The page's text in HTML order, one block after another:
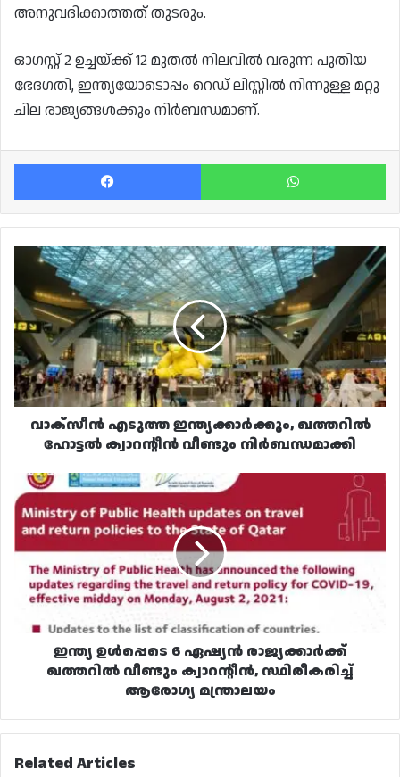
അനുവദിക്കാത്തത് തുടരും.
ഓഗസ്റ്റ് 2 ഉച്ചയ്ക്ക് 12 മുതൽ നിലവിൽ വരുന്ന പുതിയ
ഭേദഗതി, ഇന്ത്യയോടൊപ്പം റെഡ് ലിസ്റ്റിൽ നിന്നുള്ള മറ്റു
ചില രാജ്യങ്ങൾക്കും നിർബന്ധമാണ്.
Facebook
വാക്സീൻ
എടുത്ത
ഇന്ത്യക്കാർക്കും,
ഖത്തറിൽ
ഹോട്ടൽ
ക്വാറന്റീൻ
വീണ്ടും
നിർബന്ധമാക്കി
വാക്സീൻ എടുത്ത ഇന്ത്യക്കാർക്കും, ഖത്തറിൽ
ഹോട്ടൽ ക്വാറന്റീൻ വീണ്ടും നിർബന്ധമാക്കി
ഇന്ത്യ
ഉൾപ്പെടെ
ഏഷ്യൻ
രാജ്യക്കാർക്ക്
ഖത്തറിൽ
വീണ്ടും
സ്ഥിരീകരിച്ച്
ആരോഗ്യ
മന്ത്രാലയം
ഇന്ത്യ ഉൾപ്പെടെ 6 ഏഷ്യൻ രാജ്യക്കാർക്ക്
ഖത്തറിൽ വീണ്ടും ക്വാറന്റീൻ, സ്ഥിരീകരിച്ച്
ആരോഗ്യ മന്ത്രാലയം
Related Articles